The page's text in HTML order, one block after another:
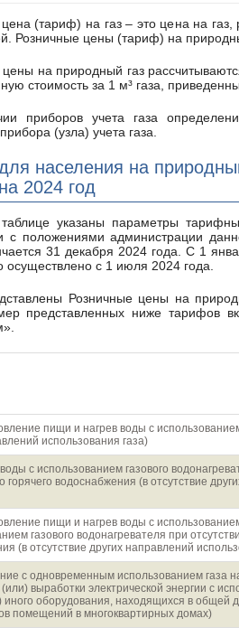
Розничные цены (тариф) на
стоимость за 1 м³ газа,
(узла) учета газа.
населения на
2024 год
с положениями администрации
31 декабря 2024 года. С 1
осуществлено с 1 июля 2024 года.
представленных ниже тарифов
пищи и нагрев воды с
использования газа)
с использованием газового
горячего водоснабжения (в отсутствие
пищи и нагрев воды с
газового водонагревателя при
(в отсутствие других направлений
с одновременным использованием газа
выработки электрической энергии с
иного оборудования, находящихся в общей
помещений в многоквартирных домах)